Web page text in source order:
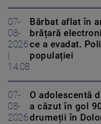
07-
08-
2026
14:08
Bărbat aflat în
brățară
ce a evadat.
populației
07-
08-
2026
O adolescentă
a căzut în gol
drumeții în